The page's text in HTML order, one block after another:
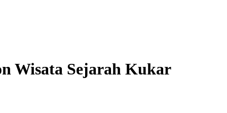
Wisata Sejarah Kukar